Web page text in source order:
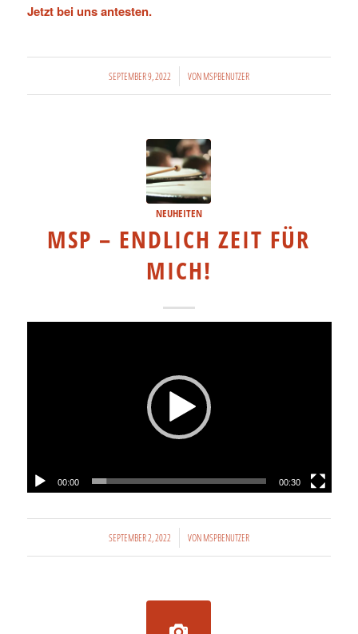
Jetzt bei uns antesten.
SEPTEMBER 9, 2022
/ VONMSPBENUTZER
NEUHEITEN
MSP – ENDLICH ZEIT FÜR
MICH!
00:00 00:30
SEPTEMBER 2, 2022
/ VONMSPBENUTZER